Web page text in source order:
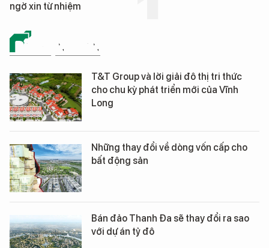
ngờ xin từ nhiệm
BẤT ĐỘNG SẢN
T&T Group và lời giải đô thị tri thức
cho chu kỳ phát triển mới của Vĩnh
Long
Những thay đổi về dòng vốn cấp cho
bất động sản
Bán đảo Thanh Đa sẽ thay đổi ra sao
với dự án tỷ đô